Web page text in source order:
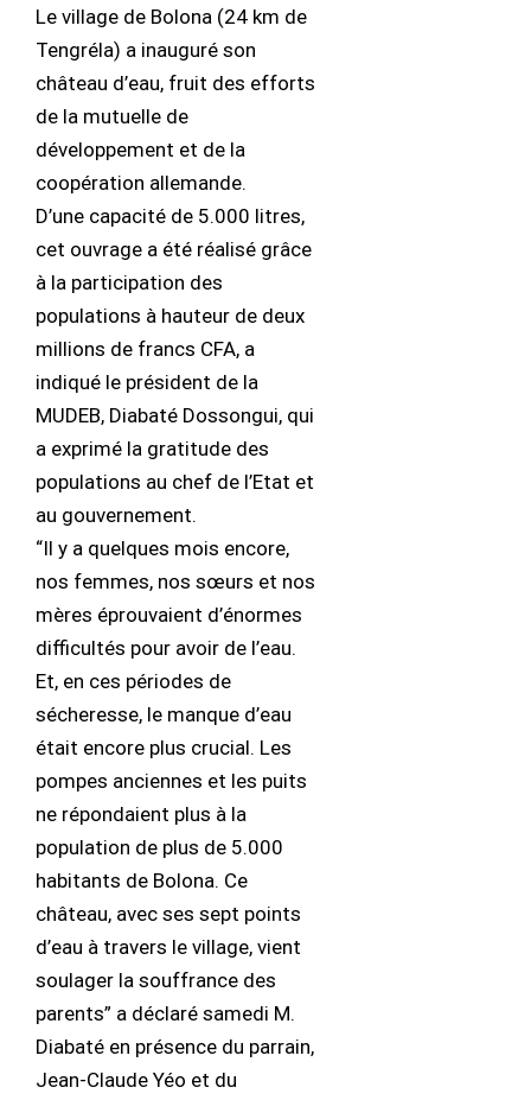
Le village de Bolona (24 km de
Tengréla) a inauguré son
château d’eau, fruit des efforts
de la mutuelle de
développement et de la
coopération allemande.
D’une capacité de 5.000 litres,
cet ouvrage a été réalisé grâce
à la participation des
populations à hauteur de deux
millions de francs CFA, a
indiqué le président de la
MUDEB, Diabaté Dossongui, qui
a exprimé la gratitude des
populations au chef de l’Etat et
au gouvernement.
“Il y a quelques mois encore,
nos femmes, nos sœurs et nos
mères éprouvaient d’énormes
difficultés pour avoir de l’eau.
Et, en ces périodes de
sécheresse, le manque d’eau
était encore plus crucial. Les
pompes anciennes et les puits
ne répondaient plus à la
population de plus de 5.000
habitants de Bolona. Ce
château, avec ses sept points
d’eau à travers le village, vient
soulager la souffrance des
parents” a déclaré samedi M.
Diabaté en présence du parrain,
Jean-Claude Yéo et du